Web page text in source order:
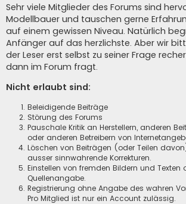
Sehr viele Mitglieder des Forums sind
Modellbauer und tauschen gerne
auf einem gewissen Niveau. Natürlich
Anfänger auf das herzlichste. Aber wir
der Leser erst selbst zu seiner Frage
dann im Forum fragt.
Nicht erlaubt sind:
Beleidigende Beiträge
Störung des Forums
Pauschale Kritik an Herstellern, anderen
oder anderen Betreibern von
Löschen von Beiträgen (oder Teilen
ausser sinnwahrende Korrekturen.
Einstellen von fremden Bildern und Texten
Quellenangabe.
Registrierung ohne Angabe des wahren
Pro Mitglied ist nur ein Account zulässig.